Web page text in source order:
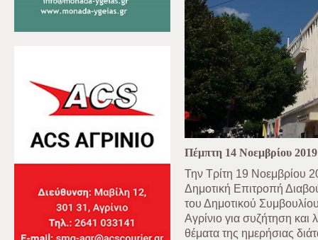
Πέμπτη 14 Νοεμβρίου 2019
Την Τρίτη 19 Νοεμβρίου
Δημοτική Επιτροπή
του Δημοτικού
Αγρίνιο για συζήτηση
θέματα της ημερήσιας